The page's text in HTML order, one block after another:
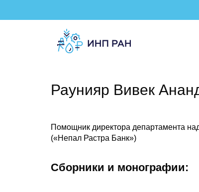
Раунияр Вивек
Помощник директора департамента
(«Непал Растра Банк»)
Сборники и монографии: